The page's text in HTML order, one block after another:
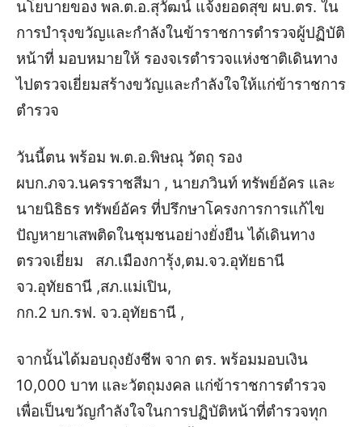
นโยบายของ พล.ต.อ.สุวัฒน์ แจ้งยอดสุข ผบ.ตร. ใน
การบำรุงขวัญและกำลังในข้าราชการตำรวจผู้ปฏิบัติ
หน้าที่ มอบหมายให้ รองจเรตำรวจแห่งชาติเดินทาง
ไปตรวจเยี่ยมสร้างขวัญและกำลังใจให้แก่ข้าราชการ
ตำรวจ
วันนี้ตน พร้อม พ.ต.อ.พิษณุ วัตถุ รอง
ผบก.ภจว.นครราชสีมา , นายภวินท์ ทรัพย์อัคร และ
นายนิธิธร ทรัพย์อัคร ที่ปรึกษาโครงการการแก้ไข
ปัญหายาเสพติดในชุมชนอย่างยั่งยืน ได้เดินทาง
ตรวจเยี่ยม สภ.เมืองการุ้ง,ตม.จว.อุทัยธานี
จว.อุทัยธานี ,สภ.แม่เปิน,
กก.2 บก.รฟ. จว.อุทัยธานี ,
จากนั้นได้มอบถุงยังชีพ จาก ตร. พร้อมมอบเงิน
10,000 บาท และวัตถุมงคล แก่ข้าราชการตำรวจ
เพื่อเป็นขวัญกำลังใจในการปฏิบัติหน้าที่ตำรวจทุก